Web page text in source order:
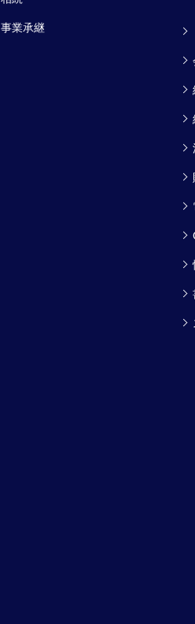
事業承継